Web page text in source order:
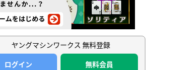
ヤングマシンワークス 無料登録
ログイン
無料会員